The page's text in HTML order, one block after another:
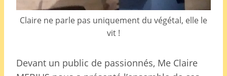
Claire ne parle pas uniquement du végétal, elle le
vit !
Devant un public de passionnés, Me Claire